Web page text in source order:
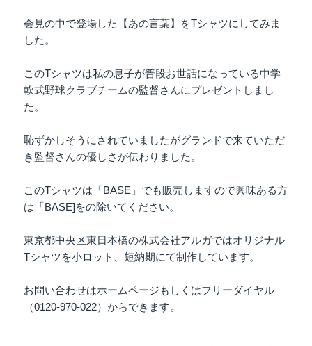
会見の中で登場した【あの言葉】をTシャツにしてみま
した。
このTシャツは私の息子が普段お世話になっている中学
軟式野球クラブチームの監督さんにプレゼントしまし
た。
恥ずかしそうにされていましたがグランドで来ていただ
き監督さんの優しさが伝わりました。
このTシャツは「BASE」でも販売しますので興味ある方
は「BASE]をの除いてください。
東京都中央区東日本橋の株式会社アルガではオリジナル
Tシャツを小ロット、短納期にて制作しています。
お問い合わせはホームページもしくはフリーダイヤル
（0120-970-022）からできます。